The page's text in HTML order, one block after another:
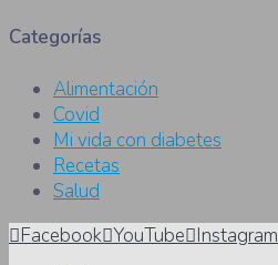
Categorías
Alimentación
Covid
Mi vida con diabetes
Recetas
Salud
Facebook YouTube Instagram